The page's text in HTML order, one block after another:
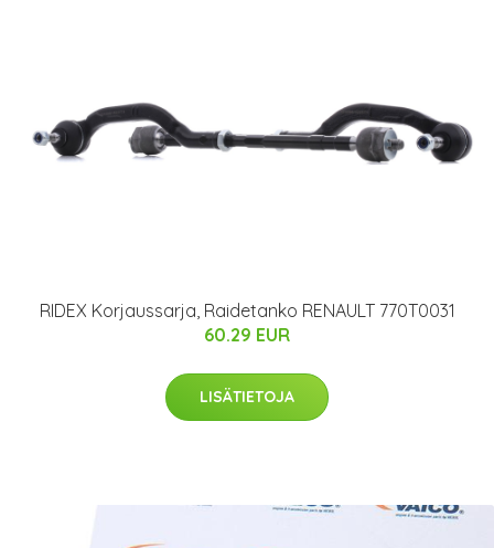
RIDEX Korjaussarja, Raidetanko RENAULT 770T0031
60.29 EUR
LISÄTIETOJA